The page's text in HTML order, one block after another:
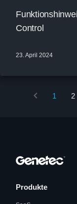
Control
23. April 2024
1 2
Produkte